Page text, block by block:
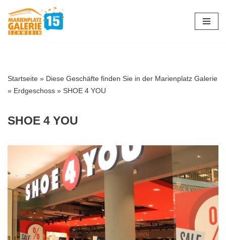
Zum
Startseite » Diese Geschäfte finden Sie in der Marienplatz Galerie
» Erdgeschoss » SHOE 4 YOU
SHOE 4 YOU